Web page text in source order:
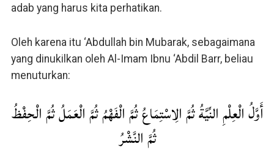
adab yang harus kita perhatikan.
Oleh karena itu ‘Abdullah bin Mubarak, sebagaimana
yang dinukilkan oleh Al-Imam Ibnu ‘Abdil Barr, beliau
menuturkan:
أَوَّلُ الْعِلْمِ النِّيَّةُ ثُمَّ الِاسْتِمَاعُ ثُمَّ الْفَهْمُ ثُمَّ الْعَمَلُ ثُمَّ الْحِفْظُ
ثُمَّ النَّشْرُ